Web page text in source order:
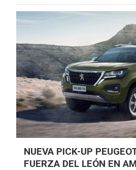
NUEVA PICK-UP
FUERZA DEL LEÓN EN